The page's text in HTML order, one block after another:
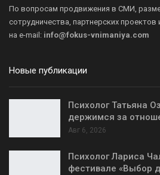
По вопросам продвижения в СМИ,
сотрудничества, партнерских
на e-mail: info@fokus-vnimaniya.com
Новые публикации
Психолог Татьяна
держимся за
Авг 6, 2026
Психолог Лариса
фестивале «Выбор